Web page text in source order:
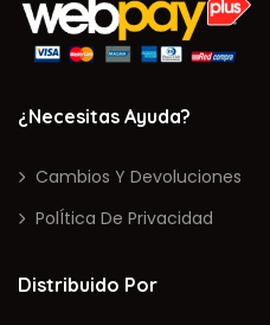
¿Necesitas Ayuda?
Cambios Y Devoluciones
PolÍtica De Privacidad
Distribuido Por